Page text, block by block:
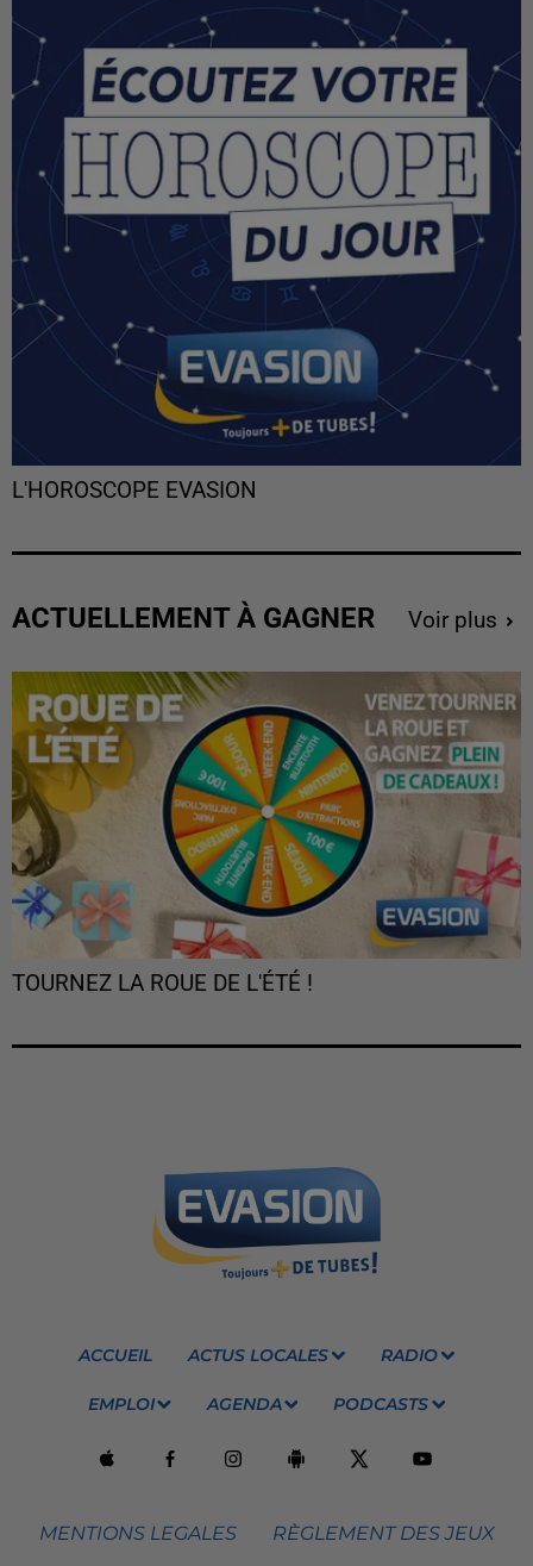
L'HOROSCOPE EVASION
ACTUELLEMENT À GAGNER Voir plus
TOURNEZ LA ROUE DE L'ÉTÉ !
ACCUEIL ACTUS LOCALES RADIO
EMPLOI AGENDA PODCASTS
MENTIONS LEGALES RÈGLEMENT DES JEUX